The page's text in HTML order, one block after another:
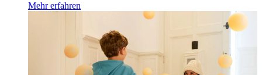
Mehr erfahren